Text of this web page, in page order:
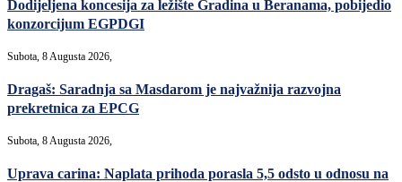
Dodijeljena koncesija za ležište Gradina u Beranama, pobijedio
konzorcijum EGPDGI
Subota, 8 Augusta 2026,
Dragaš: Saradnja sa Masdarom je najvažnija razvojna
prekretnica za EPCG
Subota, 8 Augusta 2026,
Uprava carina: Naplata prihoda porasla 5,5 odsto u odnosu na